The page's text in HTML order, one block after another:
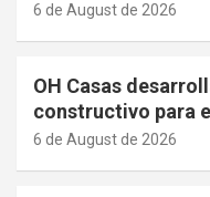
6 de August de 2026
OH Casas
constructivo para
6 de August de 2026